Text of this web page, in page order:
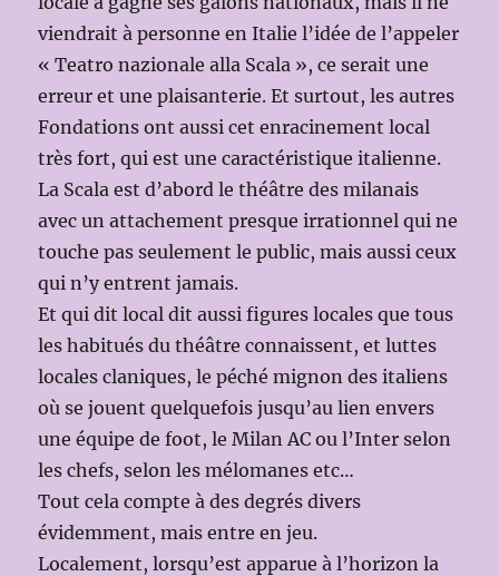
viendrait à personne en Italie l’idée de l’appeler
« Teatro nazionale alla Scala », ce serait une
erreur et une plaisanterie. Et surtout, les autres
Fondations ont aussi cet enracinement local
très fort, qui est une caractéristique italienne.
La Scala est d’abord le théâtre des milanais
avec un attachement presque irrationnel qui ne
touche pas seulement le public, mais aussi ceux
qui n’y entrent jamais.
Et qui dit local dit aussi figures locales que tous
les habitués du théâtre connaissent, et luttes
locales claniques, le péché mignon des italiens
où se jouent quelquefois jusqu’au lien envers
une équipe de foot, le Milan AC ou l’Inter selon
les chefs, selon les mélomanes etc…
Tout cela compte à des degrés divers
évidemment, mais entre en jeu.
Localement, lorsqu’est apparue à l’horizon la